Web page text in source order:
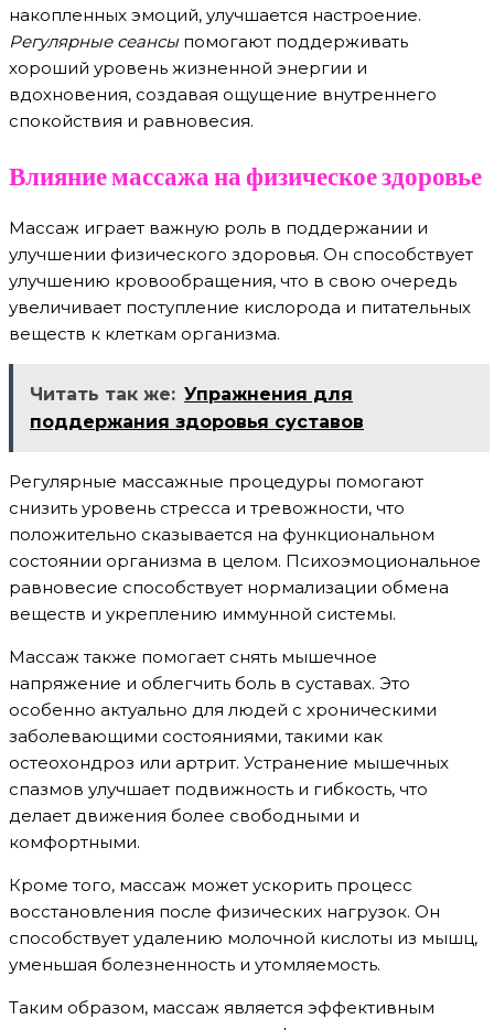
накопленных эмоций, улучшается настроение.
Регулярные сеансыпомогают поддерживать
хороший уровень жизненной энергии и
вдохновения, создавая ощущение внутреннего
спокойствия и равновесия.
Влияние массажа на физическое здоровье
Массаж играет важную роль в поддержании и
улучшении физического здоровья. Он способствует
улучшению кровообращения, что в свою очередь
увеличивает поступление кислорода и питательных
веществ к клеткам организма.
Читать так же: Упражнения для
поддержания здоровья суставов
Регулярные массажные процедуры помогают
снизить уровень стресса и тревожности, что
положительно сказывается на функциональном
состоянии организма в целом. Психоэмоциональное
равновесие способствует нормализации обмена
веществ и укреплению иммунной системы.
Массаж также помогает снять мышечное
напряжение и облегчить боль в суставах. Это
особенно актуально для людей с хроническими
заболевающими состояниями, такими как
остеохондроз или артрит. Устранение мышечных
спазмов улучшает подвижность и гибкость, что
делает движения более свободными и
комфортными.
Кроме того, массаж может ускорить процесс
восстановления после физических нагрузок. Он
способствует удалению молочной кислоты из мышц,
уменьшая болезненность и утомляемость.
Таким образом, массаж является эффективным